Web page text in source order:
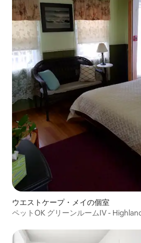
ウエストケープ・メイの個室
ペットOK グリーンルームIV -